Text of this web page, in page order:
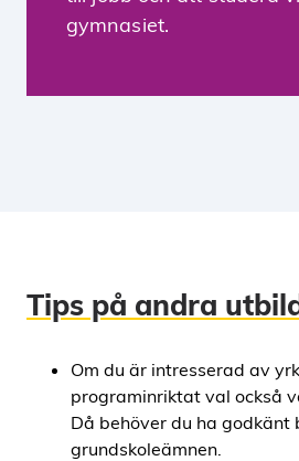
gymnasiet.
Tips på andra
Om du är intresserad av
programinriktat val också
Då behöver du ha godkänt
grundskoleämnen.